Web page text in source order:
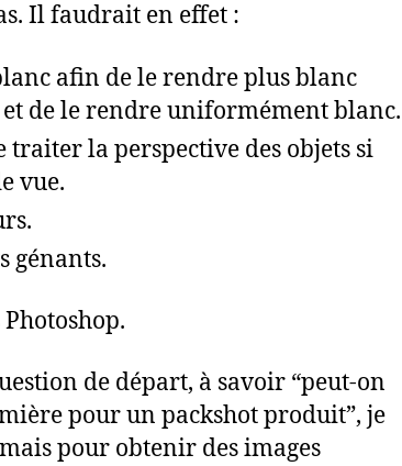
Il faudrait en effet :
afin de le rendre plus blanc
et de le rendre uniformément blanc.
traiter la perspective des objets si
vue.
génants.
de départ, à savoir “peut-on
pour un packshot produit”, je
pour obtenir des images